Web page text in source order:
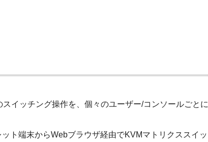
イッチング操作を、個々のユーザー/コンソールごとに
ト端末からWebブラウザ経由でKVMマトリクススイッ